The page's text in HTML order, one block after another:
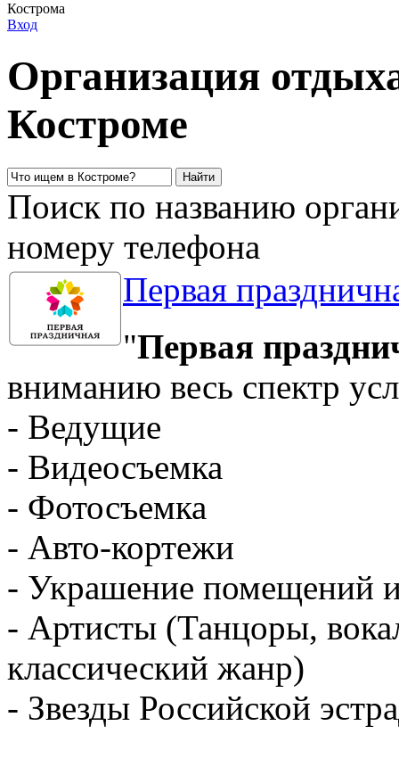
Кострома
Вход
Организация
Костроме
Поиск по названию
номеру телефона
Первая
"Первая
вниманию весь спектр
- Ведущие
- Видеосъемка
- Фотосъемка
- Авто-кортежи
- Украшение помещений
- Артисты (Танцоры,
классический жанр)
- Звезды Российской